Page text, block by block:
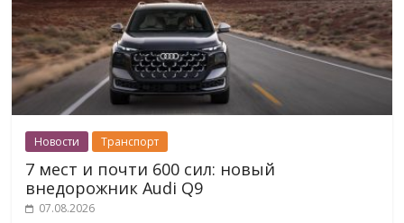
Новости Транспорт
7 мест и почти 600 сил: новый
внедорожник Audi Q9
07.08.2026